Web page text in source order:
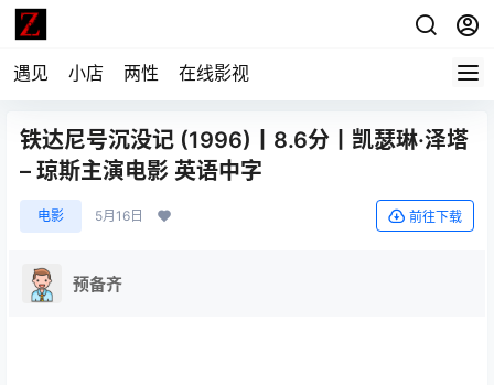
遇见 小店 两性 在线影视
铁达尼号沉没记 (1996)丨8.6分丨凯瑟琳·泽塔
– 琼斯主演电影 英语中字
电影 5月16日 前往下载
预备齐